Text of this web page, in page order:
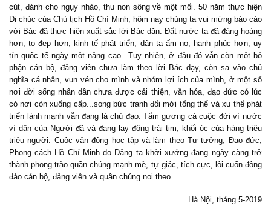
cút, đánh cho ngụy nhào, thu non sông về một mối. 50 năm thực hiện
Di chúc của Chủ tịch Hồ Chí Minh, hôm nay chúng ta vui mừng báo cáo
với Bác đã thực hiện xuất sắc lời Bác dặn. Đất nước ta đã đàng hoàng
hơn, to đẹp hơn, kinh tế phát triển, dân ta ấm no, hạnh phúc hơn, uy
tín quốc tế ngày một nâng cao...Tuy nhiên, ở đâu đó vẫn còn một bộ
phận cán bộ, đảng viên chưa làm theo lời Bác dạy, còn sa vào chủ
nghĩa cá nhân, vun vén cho mình và nhóm lợi ích của mình, ở một số
nơi đời sống nhân dân chưa được cải thiện, văn hóa, đạo đức có lúc
có nơi còn xuống cấp...song bức tranh đổi mới tổng thể và xu thế phát
triển lành mạnh vẫn đang là chủ đạo. Tấm gương cả cuộc đời vì nước
vì dân của Người đã và đang lay động trái tim, khối óc của hàng triệu
triệu người. Cuộc vận động học tập và làm theo Tư tưởng, Đạo đức,
Phong cách Hồ Chí Minh do Đảng ta khởi xướng đang ngày càng trở
thành phong trào quần chúng mạnh mẽ, tự giác, tích cực, lôi cuốn đông
đảo cán bộ, đảng viên và quần chúng noi theo.
Hà Nội, tháng 5-2019